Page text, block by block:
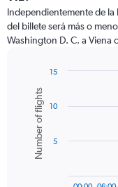
categories.
The
chart
axis
displaying
values.
Range:
Independientemente de
del billete será más o
Washington D. C. a Viena
chart
with
bars.
The
Chart
graphic.
Number of flights 5
10
15